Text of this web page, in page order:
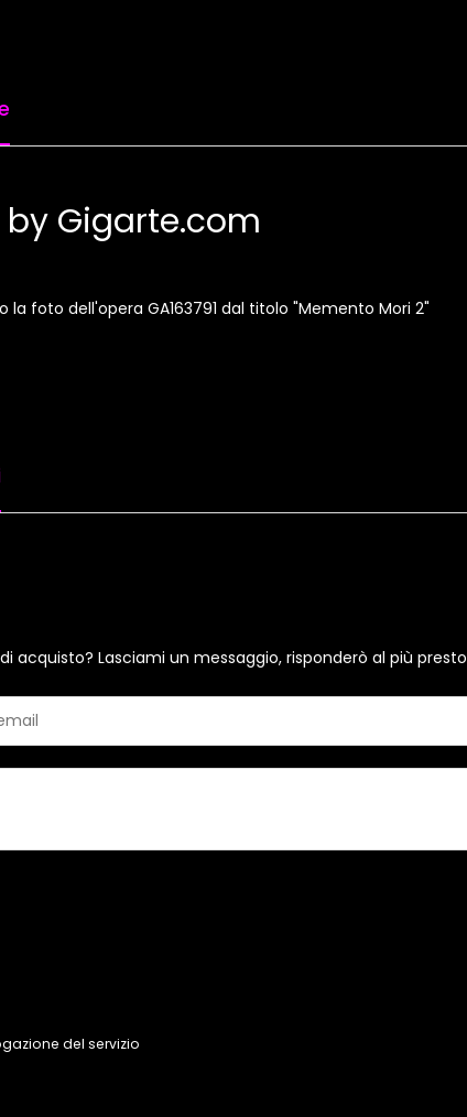
Gigarte.com
foto dell'opera GA163791 dal titolo "Memento Mori 2"
acquisto? Lasciami un messaggio, risponderò al più presto
del servizio